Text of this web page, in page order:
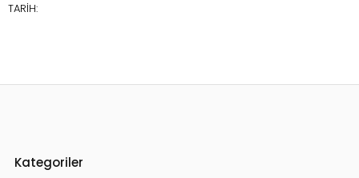
TARİH:
Kategoriler